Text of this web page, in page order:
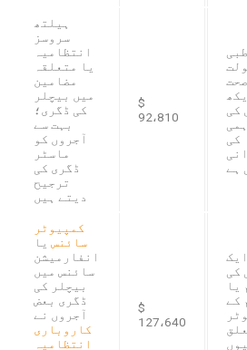
طبی
کی
کی
ہے
$
92،810
ہیلتھ
سروسز
انتظامیہ
یا متعلقہ
مضامین
میں بیچلر
کی ڈگری؛
بہت سے
آجروں کو
ماسٹر
ڈگری کی
ترجیح
دیتے ہیں
ایک
کی
یا
کے
$
127،640
کمپیوٹر
سائنس یا
انفارمیشن
سائنس میں
بیچلر کی
ڈگری بعض
آجروں نے
کاروباری
انتظامیہ